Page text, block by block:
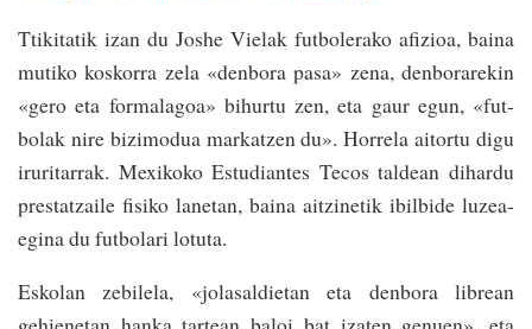
Ttikitatik izan du Jo­she Vielak futbolerako afizioa, baina
mutiko kosko­rra zela «denbora pasa» zena, denborarekin
«gero eta for­malagoa» bihurtu zen, eta gaur egun, «fut­
bolak nire bizi­modua marka­tzen­ du». Horrela aitortu digu
iruritarrak. Me­xi­ko­ko Es­tudiantes Tecos taldean dihardu
pres­ta­tzai­le fisiko lanetan, baina aitzinetik ibilbide luzea­
egina du futbo­lari lotuta.
Eskolan zebilela, «jolasaldietan eta denbora­ librean